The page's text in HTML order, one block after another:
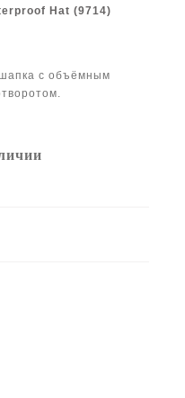
Hat (9714)
с объёмным